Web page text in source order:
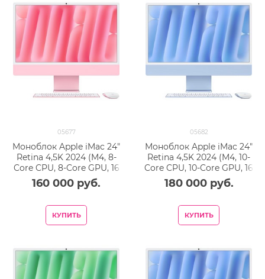
05677
Моноблок Apple iMac 24"
Retina 4,5K 2024 (M4, 8-
Core CPU, 8-Core GPU, 16
Гб, 256 Гб SSD) MWUG3,
розовый
160 000 руб.
КУПИТЬ
05682
Моноблок Apple iMac 24"
Retina 4,5K 2024 (M4, 10-
Core CPU, 10-Core GPU, 16
Гб, 256 Гб SSD) MWV13,
синий
180 000 руб.
КУПИТЬ